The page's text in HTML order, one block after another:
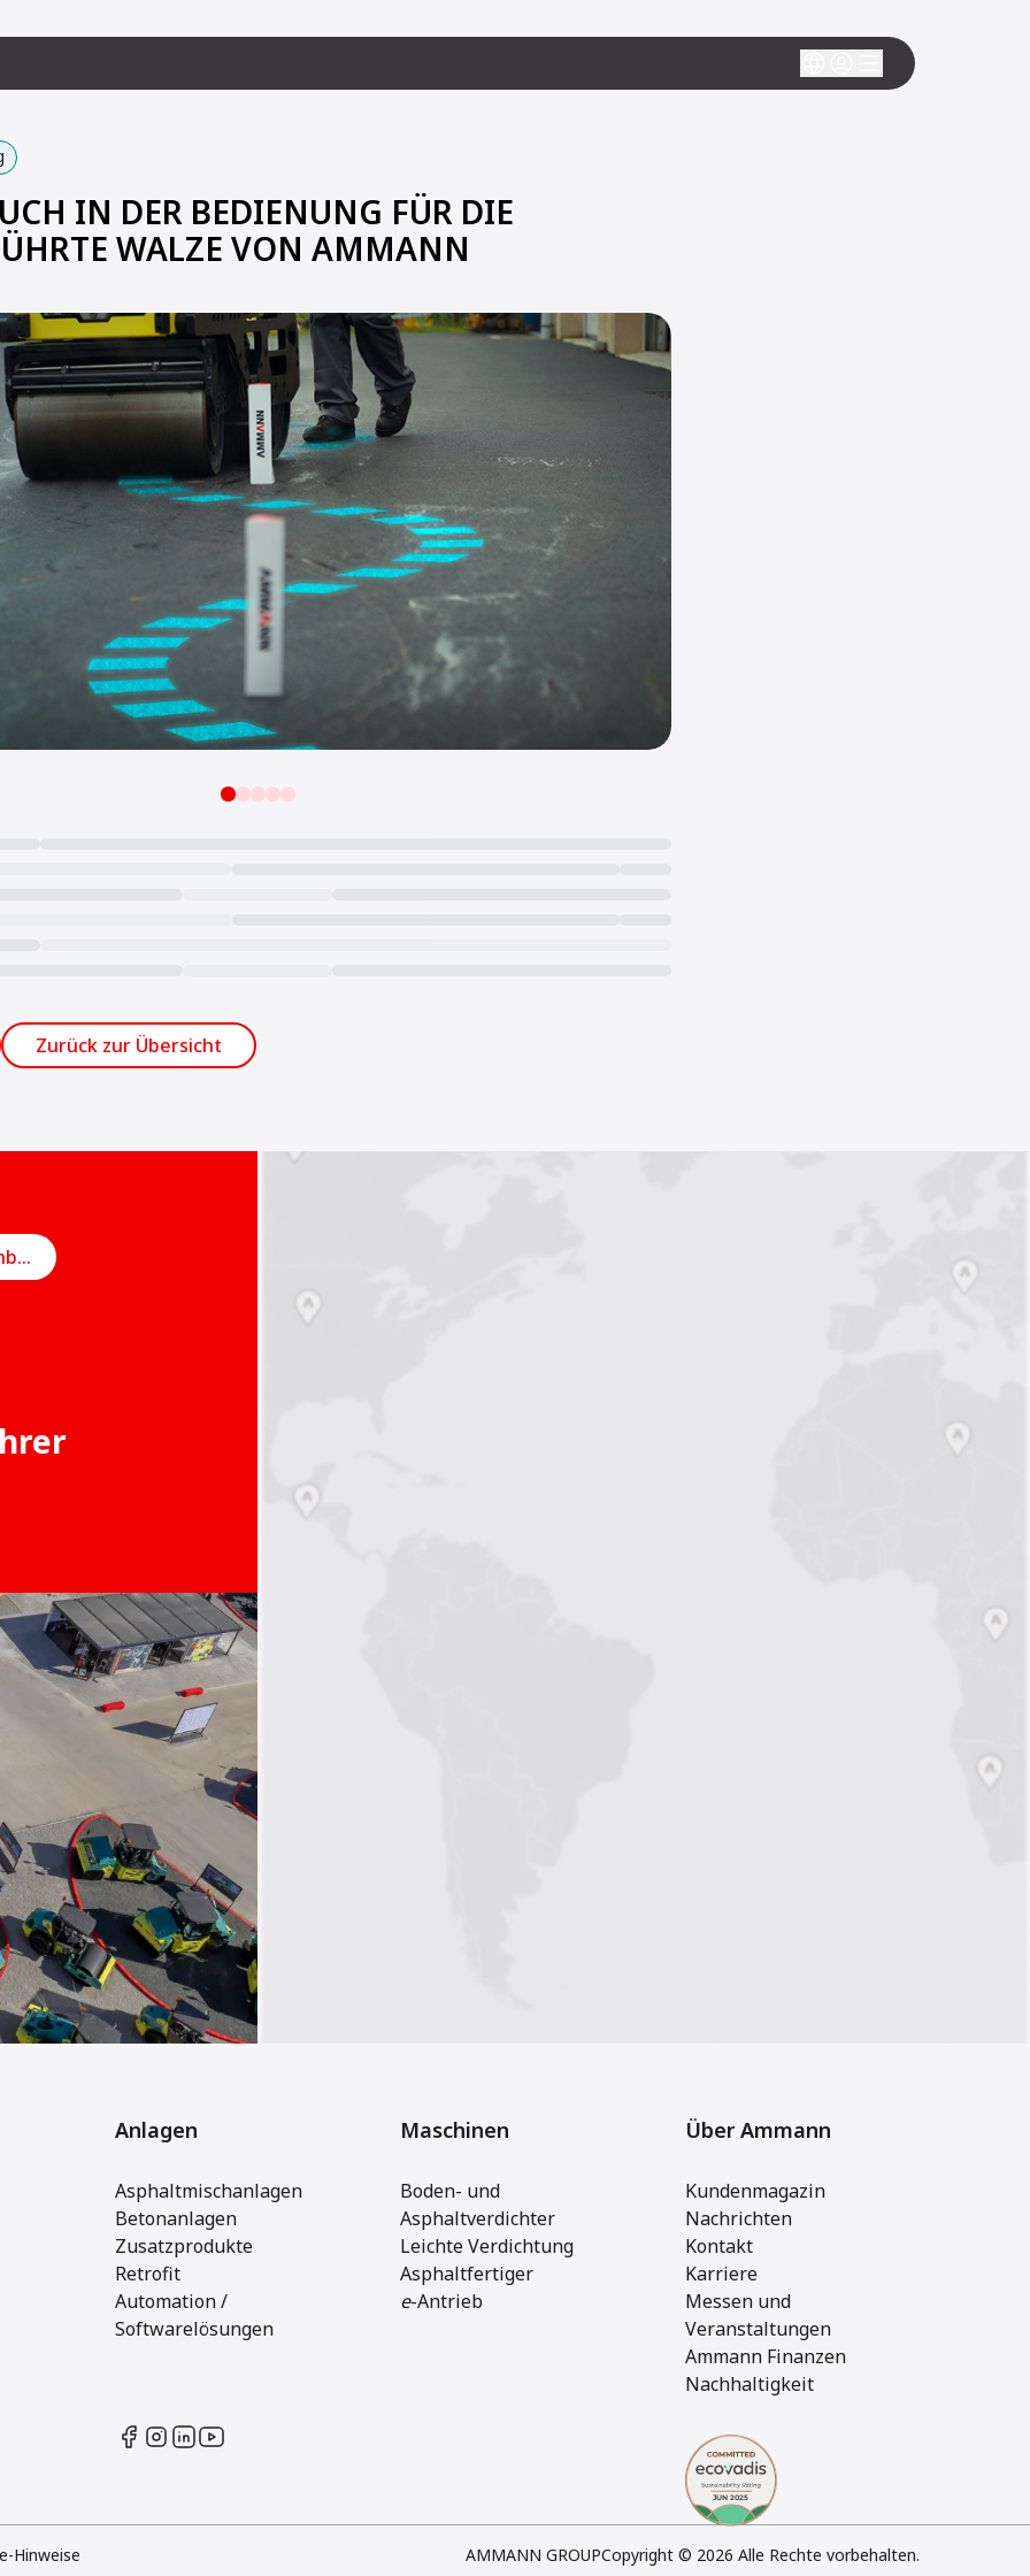
IN DER BEDIENUNG FÜR DIE
WALZE VON AMMANN
Zurück zur Übersicht
Online-Termin vereinbaren
Anlagen
Asphaltmischanlagen
Betonanlagen
Zusatzprodukte
Retrofit
Automation /
Softwarelösungen
Maschinen
Boden- und
Asphaltverdichter
Leichte Verdichtung
Asphaltfertiger
e-Antrieb
Über Ammann
Kundenmagazin
Nachrichten
Kontakt
Karriere
Messen und
Veranstaltungen
Ammann Finanzen
Nachhaltigkeit
Hinweise AMMANN GROUPCopyright © 2026 Alle Rechte vorbehalten.